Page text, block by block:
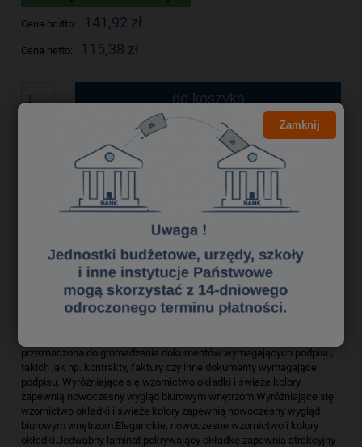
Cena brutto: 141,92 zł
Cena netto: 115,38 zł
do koszyka
dodaj do przechowalni
Kod produktu:
ksk0410187
zapytaj o produkt
poleć znajomemu
Opis
Bezpieczeństwo
przeznaczona do gromadzenia dokumentów wymagających podpisu,
takich jak np. kontrakty, faktury czy inne dokumenty wymagające
podpisu. Wyróżniające się wzornictwo okładki i świeże kolory
zapewnią nowoczesny wygląd biurowym wnętrzom.Wyróżniające się
wzornictwo okładki i świeże kolory zapewnią nowoczesny wygląd
biurowym wnętrzom.Eleganckie, nowoczesne wzornictwo i kolory
okładki.Jedwabny laminat pokrywający okładkę zapewnia atrakcyjny
Zamknij